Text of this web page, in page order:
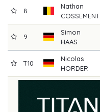
8
Nathan
COSSEMENT
9
Simon
HAAS
T10
Nicolas
HORDER